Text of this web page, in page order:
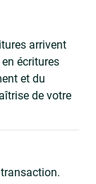
arrivent
écritures
et du
de votre